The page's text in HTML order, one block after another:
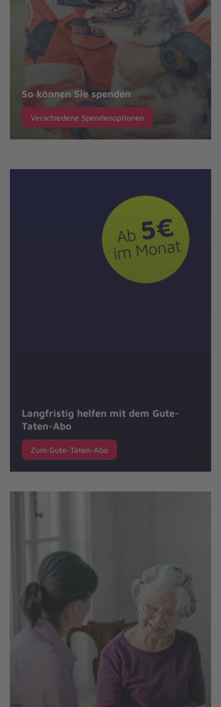
So können Sie spenden
Verschiedene Spendenoptionen
Langfristig helfen mit dem Gute-
Taten-Abo
Zum Gute-Taten-Abo